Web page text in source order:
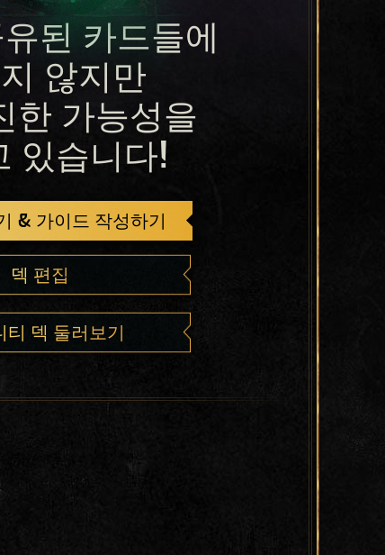
된 카드들에
않지만
한 가능성을
있습니다!
& 가이드 작성하기
덱 편집
티 덱 둘러보기